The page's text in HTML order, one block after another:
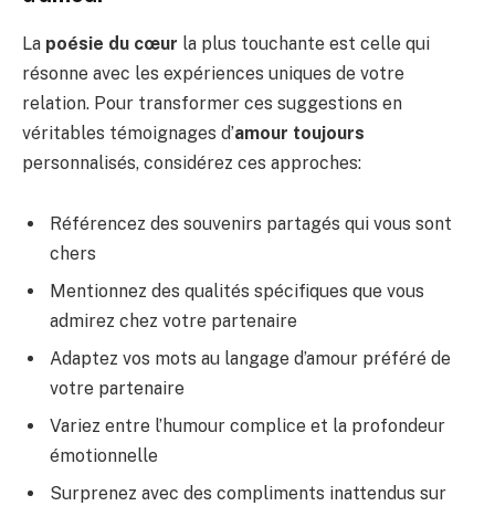
La poésie du cœur la plus touchante est celle qui
résonne avec les expériences uniques de votre
relation. Pour transformer ces suggestions en
véritables témoignages d’amour toujours
personnalisés, considérez ces approches:
Référencez des souvenirs partagés qui vous sont
chers
Mentionnez des qualités spécifiques que vous
admirez chez votre partenaire
Adaptez vos mots au langage d’amour préféré de
votre partenaire
Variez entre l’humour complice et la profondeur
émotionnelle
Surprenez avec des compliments inattendus sur